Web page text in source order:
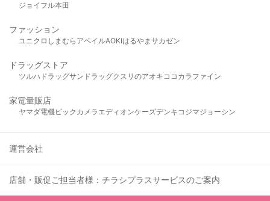
ジョイフル本田
ファッション
ユニクロ しまむら アベイルAOKIはるやま サカゼン
ドラッグストア
ツルハドラッグサンドラッグクスリのアオキ ココカラファイン
家電量販店
ヤマダ電機ビックカメラ エディオンケーズデンキ コジマジョーシン
運営会社
店舗・販促ご担当者様：チラシプラスサービスのご案内